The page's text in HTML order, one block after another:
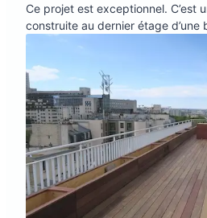
Ce projet est exceptionnel. C’est
construite au dernier étage d’une